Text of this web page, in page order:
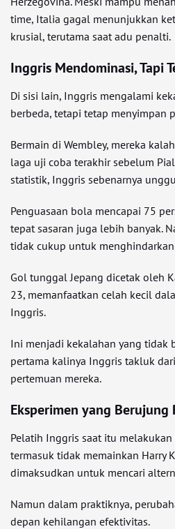
time, Italia gagal menunjukkan
krusial, terutama saat adu penalti.
Inggris Mendominasi, Tapi
Di sisi lain, Inggris mengalami
berbeda, tetapi tetap menyimpan
Bermain di Wembley, mereka
laga uji coba terakhir sebelum
statistik, Inggris sebenarnya
Penguasaan bola mencapai 75
tepat sasaran juga lebih banyak.
tidak cukup untuk
Gol tunggal Jepang dicetak oleh
23, memanfaatkan celah kecil
Inggris.
Ini menjadi kekalahan yang tidak
pertama kalinya Inggris takluk
pertemuan mereka.
Eksperimen yang Berujung
Pelatih Inggris saat itu
termasuk tidak memainkan Harry
dimaksudkan untuk mencari
Namun dalam praktiknya,
depan kehilangan efektivitas.